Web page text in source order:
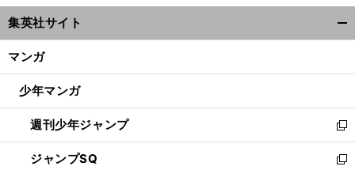
ウ
ィ
ン
ウ
開
く
集英社サイト
マンガ
少年マンガ
週刊少年ジャンプ
新
し
い
ジャンプSQ
新